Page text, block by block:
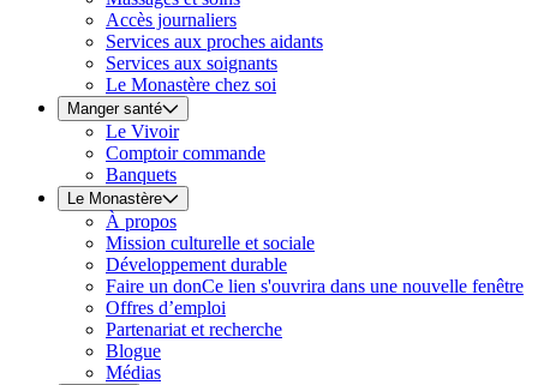
Accès journaliers
Services aux proches aidants
Services aux soignants
Le Monastère chez soi
Manger santé
Le Vivoir
Comptoir commande
Banquets
Le Monastère
À propos
Mission culturelle et sociale
Développement durable
Faire un donCe lien s'ouvrira dans une nouvelle fenêtre
Offres d’emploi
Partenariat et recherche
Blogue
Médias